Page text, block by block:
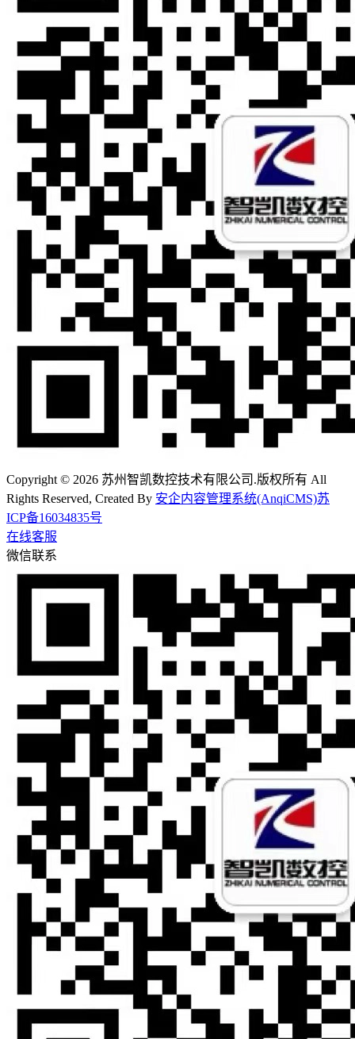
Copyright © 2026 苏州智凯数控技术有限公司.版权所有 All
Rights Reserved, Created By 安企内容管理系统(AnqiCMS)苏
ICP备16034835号
在线客服
微信联系